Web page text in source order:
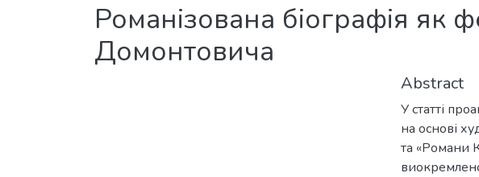
Романізована біографія як
Домонтовича
Abstract
У статті
на основі
та «Романи